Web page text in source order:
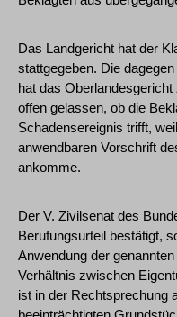
Das Landgericht hat der
stattgegeben. Die
hat das
offen gelassen, ob die
Schadensereignis trifft,
anwendbaren Vorschrift
ankomme.
Der V. Zivilsenat des
Berufungsurteil bestätigt,
Anwendung der
Verhältnis zwischen
ist in der Rechtsprechung